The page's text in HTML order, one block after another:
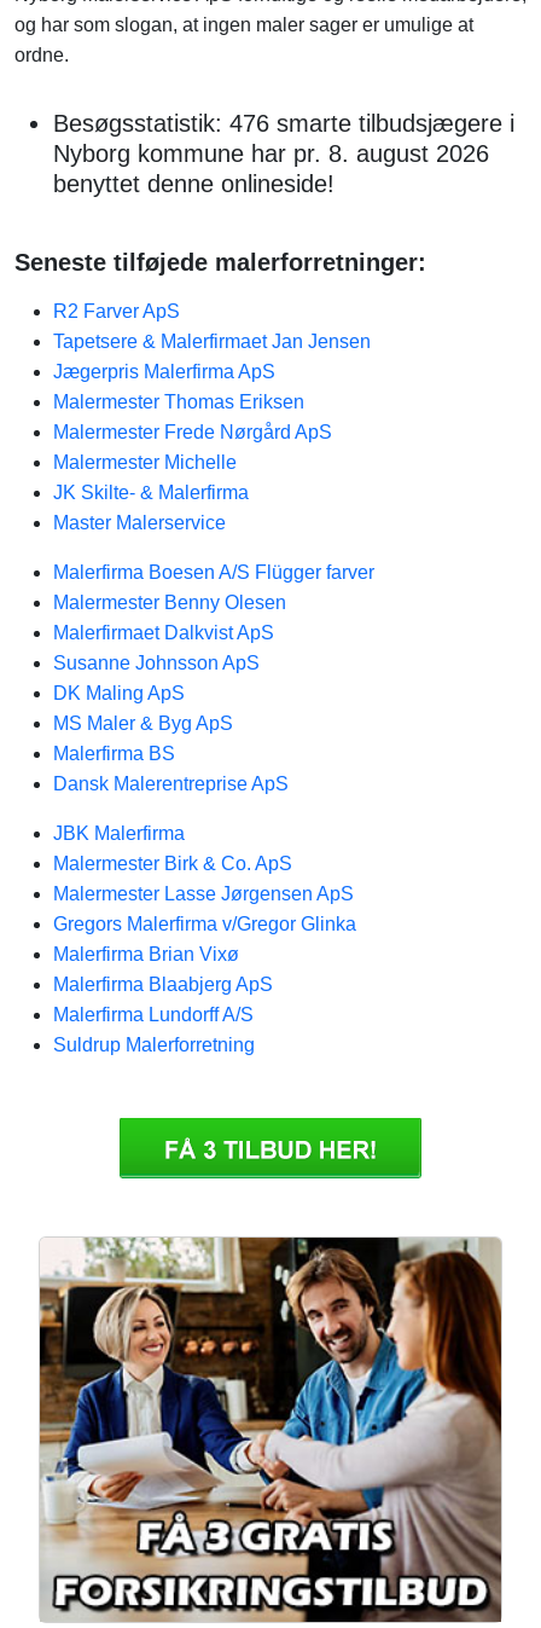
og har som slogan, at ingen maler sager er umulige at
ordne.
Besøgsstatistik: 476 smarte tilbudsjægere i
Nyborg kommune har pr. 8. august 2026
benyttet denne onlineside!
Seneste tilføjede malerforretninger:
R2 Farver ApS
Tapetsere & Malerfirmaet Jan Jensen
Jægerpris Malerfirma ApS
Malermester Thomas Eriksen
Malermester Frede Nørgård ApS
Malermester Michelle
JK Skilte- & Malerfirma
Master Malerservice
Malerfirma Boesen A/S Flügger farver
Malermester Benny Olesen
Malerfirmaet Dalkvist ApS
Susanne Johnsson ApS
DK Maling ApS
MS Maler & Byg ApS
Malerfirma BS
Dansk Malerentreprise ApS
JBK Malerfirma
Malermester Birk & Co. ApS
Malermester Lasse Jørgensen ApS
Gregors Malerfirma v/Gregor Glinka
Malerfirma Brian Vixø
Malerfirma Blaabjerg ApS
Malerfirma Lundorff A/S
Suldrup Malerforretning